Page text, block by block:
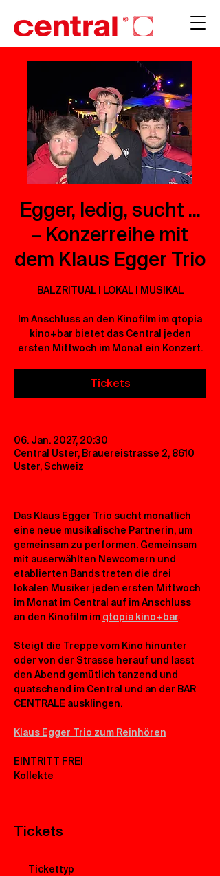
Egger, ledig, sucht ...
– Konzerreihe mit
dem Klaus Egger Trio
BALZRITUAL | LOKAL | MUSIKAL
Im Anschluss an den Kinofilm im qtopia
kino+bar bietet das Central jeden
ersten Mittwoch im Monat ein Konzert.
Tickets
06. Jan. 2027, 20:30
Central Uster, Brauereistrasse 2, 8610
Uster, Schweiz
Das Klaus Egger Trio sucht monatlich
eine neue musikalische Partnerin, um
gemeinsam zu performen. Gemeinsam
mit auserwählten Newcomern und
etablierten Bands treten die drei
lokalen Musiker jeden ersten Mittwoch
im Monat im Central auf im Anschluss
an den Kinofilm im qtopia kino+bar.
Steigt die Treppe vom Kino hinunter
oder von der Strasse herauf und lasst
den Abend gemütlich tanzend und
quatschend im Central und an der BAR
CENTRALE ausklingen.
Klaus Egger Trio zum Reinhören
EINTRITT FREI
Kollekte
Tickets
Tickettyp